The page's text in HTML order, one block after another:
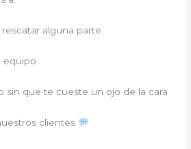
alguna parte
equipo
sin que te cueste un ojo de la cara
clientes